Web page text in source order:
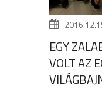
EGY
VOLT AZ